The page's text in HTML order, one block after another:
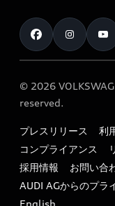
カタログ一覧
車検 / 定期点検
e-tronアフターサポ
myAudi
クオリティ
保証
メンテナンス
ファイナンス
キャンペーン / イベ
買取査定
お知らせ
オーナー様向けキャ
特定整備適用車一覧
リサイクル法
よくある質問（FAQ）
© 2026
reserved.
プレスリリース 利
コンプライアンス
採用情報
お問い合
AUDI AGからのプラ
English